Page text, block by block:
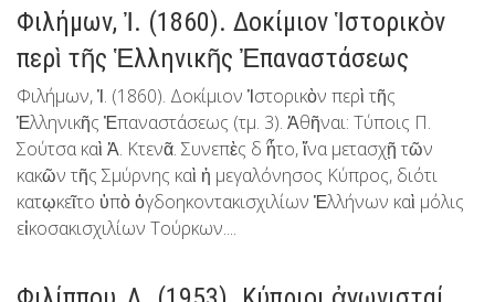
Φιλήμων, Ἰ. (1860). Δοκίμιον Ἱστορικὸν
περὶ τῆς Ἑλληνικῆς Ἐπαναστάσεως
Φιλήμων, Ἰ. (1860). Δοκίμιον Ἱστορικὸν περὶ τῆς
Ἑλληνικῆς Ἐπαναστάσεως (τμ. 3). Ἀθῆναι: Τύποις Π.
Σούτσα καὶ Ἀ. Κτενᾶ. Συνεπὲς δ΄ ἦτο, ἵνα μετασχῇ τῶν
κακῶν τῆς Σμύρνης καὶ ἡ μεγαλόνησος Κύπρος, διότι
κατῳκεῖτο ὑπὸ ὀγδοηκοντακισχιλίων Ἑλλήνων καὶ μόλις
εἰκοσακισχιλίων Τούρκων....